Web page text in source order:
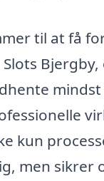
til at få
kun
men sikrer